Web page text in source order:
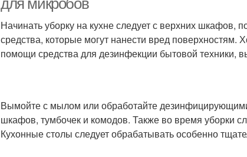
для микробов
Начинать уборку на кухне следует с верхних шкафов,
средства, которые могут нанести вред поверхностям.
помощи средства для дезинфекции бытовой техники,
Вымойте с мылом или обработайте
шкафов, тумбочек и комодов. Также во время уборки
Кухонные столы следует обрабатывать особенно